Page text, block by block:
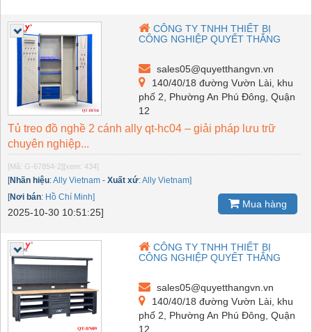
CÔNG TY TNHH THIẾT BỊ
CÔNG NGHIỆP QUYẾT THẮNG
sales05@quyetthangvn.vn
140/40/18 đường Vườn Lài, khu
phố 2, Phường An Phú Đông, Quận
12
Tủ treo đồ nghề 2 cánh ally qt-hc04 – giải pháp lưu trữ
chuyên nghiệp...
[Mã: G-67854-2][xem: 434]
[Nhãn hiệu:Ally Vietnam - Xuất xứ:Ally Vietnam]
[Nơi bán: Hồ Chí Minh]
2025-10-30 10:51:25]
Mua hàng
CÔNG TY TNHH THIẾT BỊ
CÔNG NGHIỆP QUYẾT THẮNG
sales05@quyetthangvn.vn
140/40/18 đường Vườn Lài, khu
phố 2, Phường An Phú Đông, Quận
12